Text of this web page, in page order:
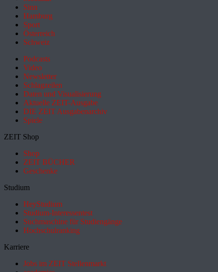
Sinn
Hamburg
Sport
Österreich
Schweiz
Podcasts
Video
Newsletter
Schlagzeilen
Daten und Visualisierung
Aktuelle ZEIT-Ausgabe
DIE ZEIT Ausgabenarchiv
Spiele
ZEIT Shop
Shop
ZEIT BÜCHER
Geschenke
Studium
HeyStudium
Studium-Interessentest
Suchmaschine für Studiengänge
Hochschulranking
Karriere
Jobs im ZEIT Stellenmarkt